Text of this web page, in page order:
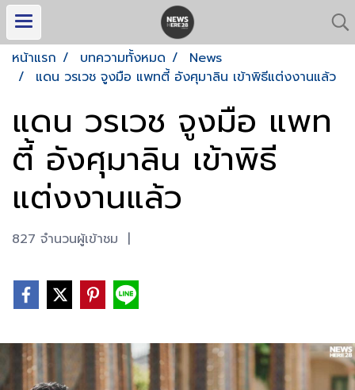
หน้าแรก บทความทั้งหมด
News
แดน วรเวช จูงมือ แพทตี้ อังศุมาลิน เข้าพิธีแต่งงานแล้ว
แดน วรเวช จูงมือ แพท
ตี้ อังศุมาลิน เข้าพิธี
แต่งงานแล้ว
827 จำนวนผู้เข้าชม |